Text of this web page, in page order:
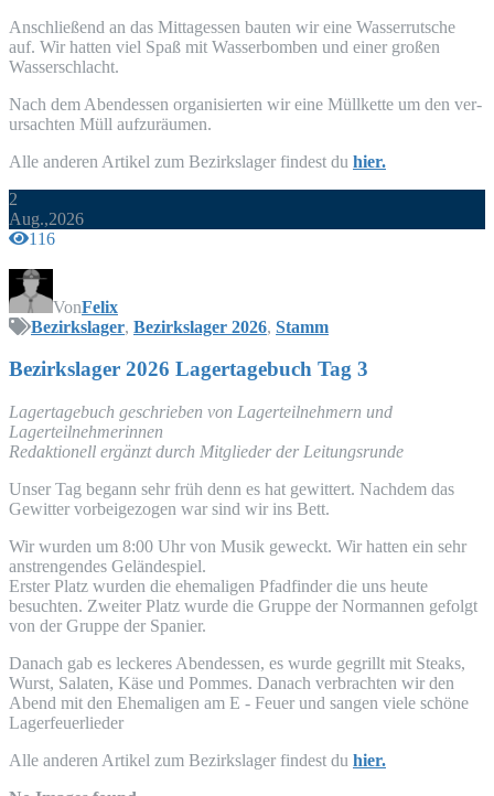
Anschlie­ßend an das Mit­tag­essen bau­ten wir eine Was­ser­rut­sche
auf. Wir hat­ten viel Spaß mit Was­ser­bom­ben und einer gro­ßen
Wasserschlacht.
Nach dem Abend­essen orga­ni­sier­ten wir eine Müll­ket­te um den ver­
ur­sach­ten Müll aufzuräumen.
Alle ande­ren Arti­kel zum Bezirks­la­ger fin­dest du hier.
2
Aug.,2026
116
VonFelix
Bezirkslager, Bezirkslager 2026, Stamm
Bezirks­la­ger 2026 Lager­ta­ge­buch Tag 3
Lager­ta­ge­buch geschrie­ben von Lager­teil­neh­mern und
Lagerteilnehmerinnen
Redak­tio­nell ergänzt durch Mit­glie­der der Leitungsrunde
Unser Tag begann sehr früh denn es hat gewit­tert. Nach­dem das
Gewit­ter vor­bei­ge­zo­gen war sind wir ins Bett.
Wir wur­den um 8:00 Uhr von Musik geweckt. Wir hat­ten ein sehr
anstren­gen­des Geländespiel.
Ers­ter Platz wur­den die ehe­ma­li­gen Pfad­fin­der die uns heu­te
besuch­ten. Zwei­ter Platz wur­de die Grup­pe der Nor­man­nen gefolgt
von der Grup­pe der Spanier.
Danach gab es lecke­res Abend­essen, es wur­de gegrillt mit Steaks,
Wurst, Sala­ten, Käse und Pom­mes. Danach ver­brach­ten wir den
Abend mit den Ehe­ma­li­gen am E - Feu­er und san­gen vie­le schö­ne
Lagerfeuerlieder
Alle ande­ren Arti­kel zum Bezirks­la­ger fin­dest du hier.